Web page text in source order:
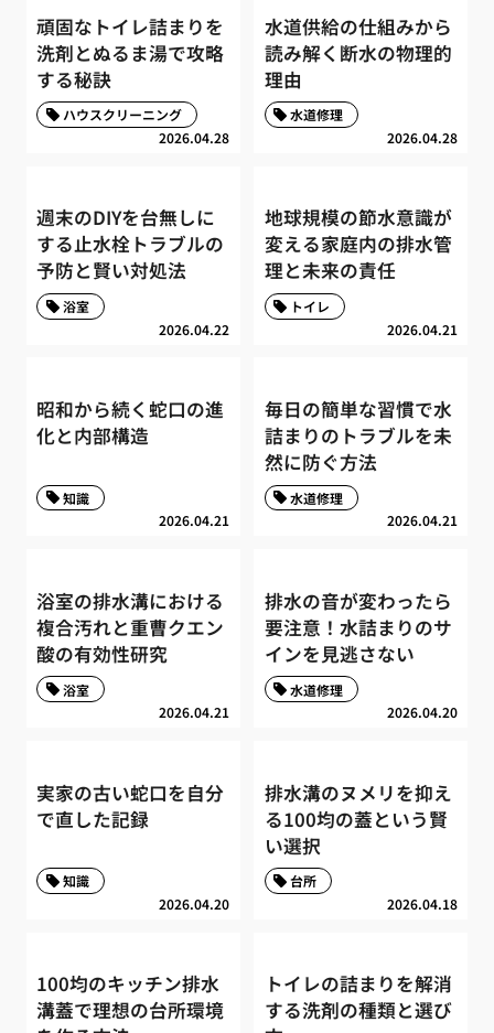
頑固なトイレ詰まりを
洗剤とぬるま湯で攻略
する秘訣
2026.04.28
ハウスクリーニング
水道供給の仕組みから
読み解く断水の物理的
理由
2026.04.28
水道修理
週末のDIYを台無しに
する止水栓トラブルの
予防と賢い対処法
2026.04.22
浴室
地球規模の節水意識が
変える家庭内の排水管
理と未来の責任
2026.04.21
トイレ
昭和から続く蛇口の進
化と内部構造
2026.04.21
知識
毎日の簡単な習慣で水
詰まりのトラブルを未
然に防ぐ方法
2026.04.21
水道修理
浴室の排水溝における
複合汚れと重曹クエン
酸の有効性研究
2026.04.21
浴室
排水の音が変わったら
要注意！水詰まりのサ
インを見逃さない
2026.04.20
水道修理
実家の古い蛇口を自分
で直した記録
2026.04.20
知識
排水溝のヌメリを抑え
る100均の蓋という賢
い選択
2026.04.18
台所
100均のキッチン排水
溝蓋で理想の台所環境
トイレの詰まりを解消
する洗剤の種類と選び